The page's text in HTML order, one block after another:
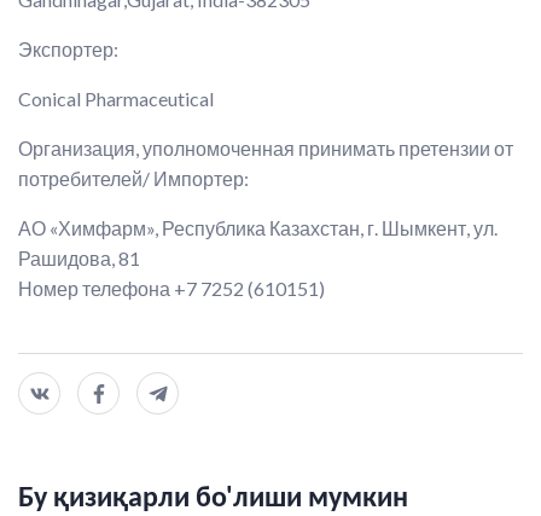
Экспортер:
Conical Pharmaceutical
Организация, уполномоченная принимать претензии от
потребителей/ Импортер:
АО «Химфарм», Республика Казахстан, г. Шымкент, ул.
Рашидова, 81
Номер телефона +7 7252 (610151)
Бу қизиқарли бо'лиши мумкин